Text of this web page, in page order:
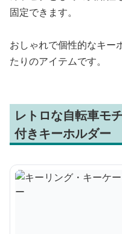
固定できます。
おしゃれで個性的なキー
たりのアイテムです。
レトロな自転車モ
付きキーホルダー